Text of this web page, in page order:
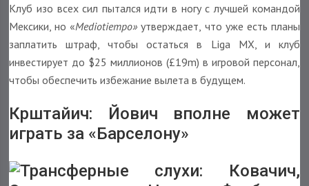
Клуб изо всех сил пытался идти в ногу с лучшей командой
Мексики, но «Mediotiempo»утверждает, что уже есть планы
заплатить штраф, чтобы остаться в Liga MX, и клуб
инвестирует до $25 миллионов (£19m) в игровой персонал,
чтобы обеспечить избежание вылета в будущем.
Крштайич: Йович вполне может
играть за «Барселону»